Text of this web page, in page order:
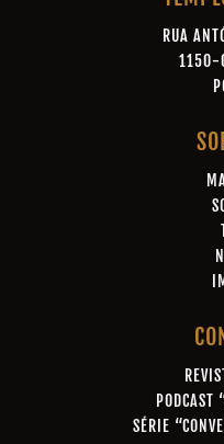
RUA
1150-
PODCAST
SÉRIE